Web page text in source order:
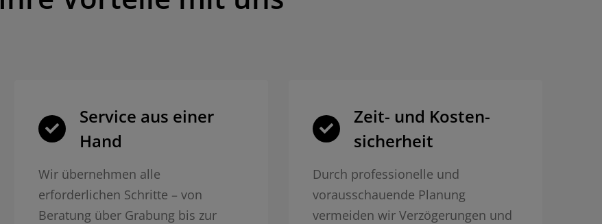
Service aus einer
Hand
Wir übernehmen alle
erforderlichen Schritte – von
Beratung über Grabung bis zur
Zeit- und Kosten­
sicherheit
Durch professionelle und
vorausschauende Planung
vermeiden wir Verzögerungen und